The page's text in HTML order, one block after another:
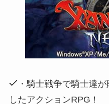
・騎士戦争で騎士達
したアクションRPG！